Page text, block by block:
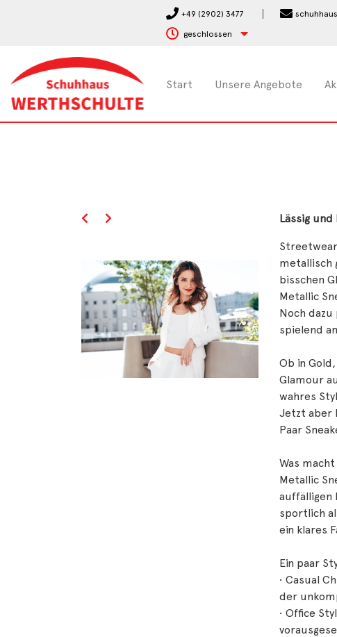
+49 (2902) 3477
geschlossen
Start Unsere Angebote
Lässig
metallisch
bisschen
Metallic
Noch
spielend
Ob in
Glamour
wahres
Jetzt aber
Paar
Was
Metallic
auffälligen
sportlich
ein klares
Ein paar
• Casual
der
• Office